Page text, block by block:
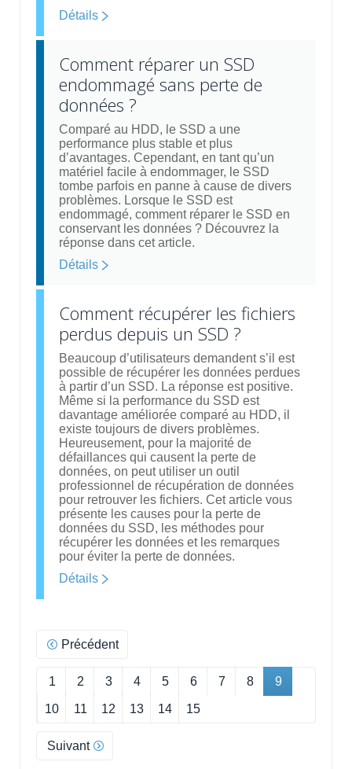
Détails
Comment réparer un SSD
endommagé sans perte de
données ?
Comparé au HDD, le SSD a une
performance plus stable et plus
d’avantages. Cependant, en tant qu’un
matériel facile à endommager, le SSD
tombe parfois en panne à cause de divers
problèmes. Lorsque le SSD est
endommagé, comment réparer le SSD en
conservant les données ? Découvrez la
réponse dans cet article.
Détails
Comment récupérer les fichiers
perdus depuis un SSD ?
Beaucoup d’utilisateurs demandent s’il est
possible de récupérer les données perdues
à partir d’un SSD. La réponse est positive.
Même si la performance du SSD est
davantage améliorée comparé au HDD, il
existe toujours de divers problèmes.
Heureusement, pour la majorité de
défaillances qui causent la perte de
données, on peut utiliser un outil
professionnel de récupération de données
pour retrouver les fichiers. Cet article vous
présente les causes pour la perte de
données du SSD, les méthodes pour
récupérer les données et les remarques
pour éviter la perte de données.
Détails
Précédent
1 2 3 4 5 6 7 8 9
10 11 12 13 14 15
Suivant